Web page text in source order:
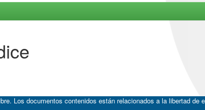
Los documentos contenidos están relacionados a la libertad